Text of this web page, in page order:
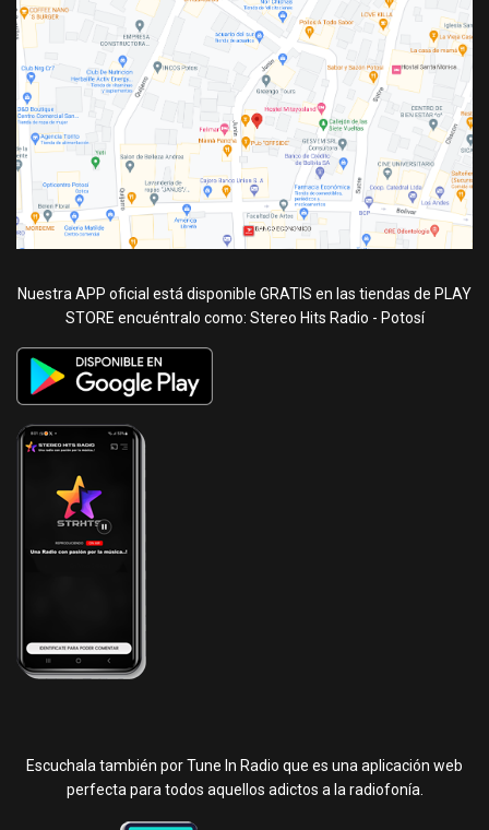
Nuestra APP oficial está disponible GRATIS en las tiendas de PLAY
STORE encuéntralo como: Stereo Hits Radio - Potosí
Escuchala también por Tune In Radio que es una aplicación web
perfecta para todos aquellos adictos a la radiofonía.